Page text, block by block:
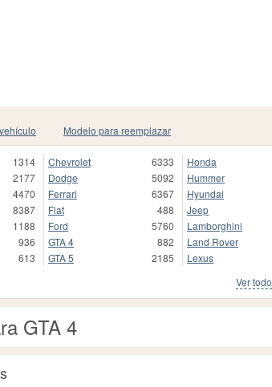
Modelo para reemplazar
1314
2177
4470
8387
1188
936
613
Chevrolet
6333
Dodge
5092
Ferrari
6367
Fiat
488
Ford
5760
GTA 4
882
GTA 5
2185
Honda
Hummer
Hyundai
Jeep
Lamborghini
Land Rover
Lexus
Ver todo
GTA 4